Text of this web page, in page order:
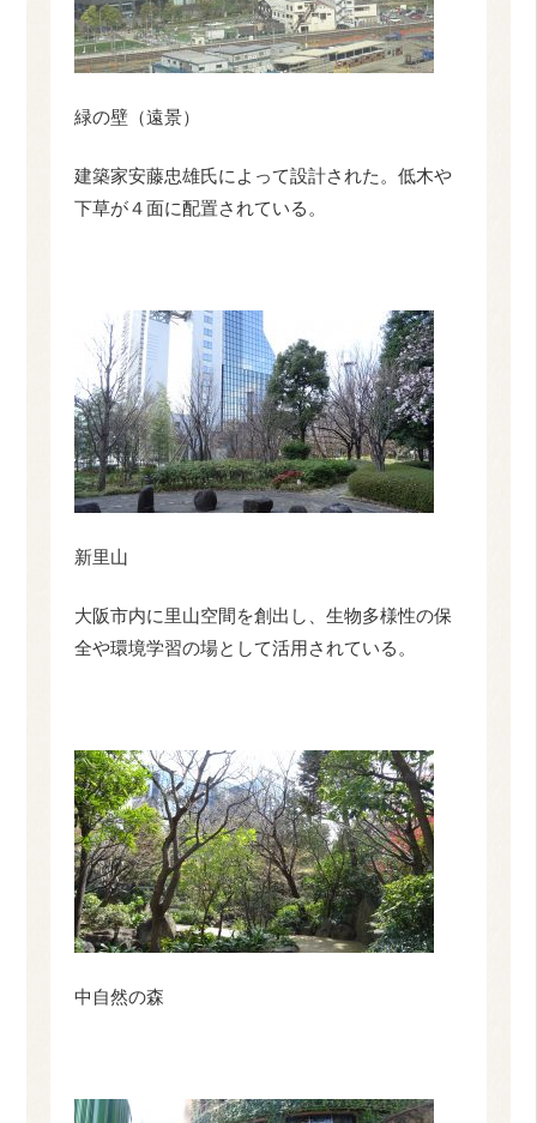
緑の壁（遠景）
建築家安藤忠雄氏によって設計された。低木や
下草が４面に配置されている。
新里山
大阪市内に里山空間を創出し、生物多様性の保
全や環境学習の場として活用されている。
中自然の森